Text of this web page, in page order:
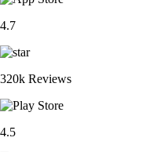
4.7
320k Reviews
4.5